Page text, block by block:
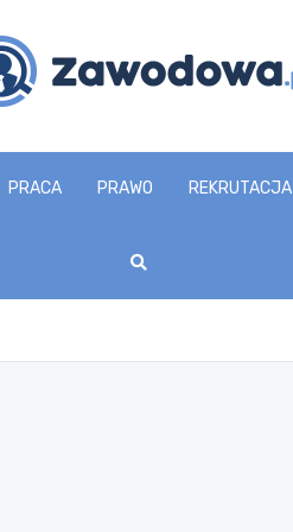
PRACA PRAWO REKRUTACJA